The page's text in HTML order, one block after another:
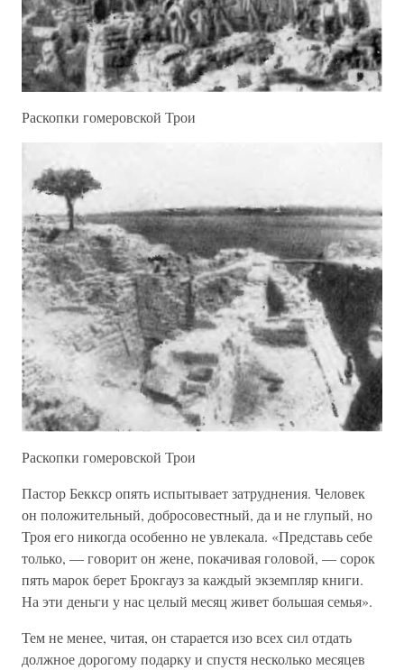
Раскопки гомеровской Трои
Раскопки гомеровской Трои
Пастор Беккср опять испытывает затруднения. Человек
он положительный, добросовестный, да и не глупый, но
Троя его никогда особенно не увлекала. «Представь себе
только, — говорит он жене, покачивая головой, — сорок
пять марок берет Брокгауз за каждый экземпляр книги.
На эти деньги у нас целый месяц живет большая семья».
Тем не менее, читая, он старается изо всех сил отдать
должное дорогому подарку и спустя несколько месяцев